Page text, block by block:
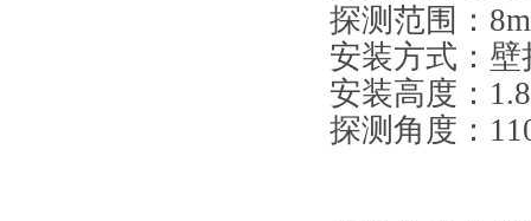
探测范围：
安装方式：壁
安装高度：
探测角度：